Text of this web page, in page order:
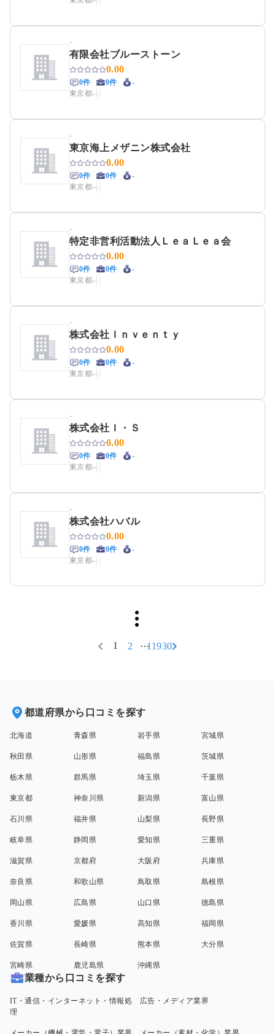
-
有限会社ブルーストーン
0.00
0件 0件
-
東京都--
-
東京海上メザニン株式会社
0.00
0件 0件
-
東京都--
-
特定非営利活動法人ＬｅａＬｅａ会
0.00
0件 0件
-
東京都--
-
株式会社Ｉｎｖｅｎｔｙ
0.00
0件 0件
-
東京都--
-
株式会社Ｉ・Ｓ
0.00
0件 0件
-
東京都--
-
株式会社ハバル
0.00
0件 0件
-
東京都--
1 2 11930
都道府県から口コミを探す
北海道 青森県 岩手県 宮城県
秋田県 山形県 福島県 茨城県
栃木県 群馬県 埼玉県 千葉県
東京都 神奈川県 新潟県 富山県
石川県 福井県 山梨県 長野県
岐阜県 静岡県 愛知県 三重県
滋賀県 京都府 大阪府 兵庫県
奈良県 和歌山県 鳥取県 島根県
岡山県 広島県 山口県 徳島県
香川県 愛媛県 高知県 福岡県
佐賀県 長崎県 熊本県 大分県
宮崎県 鹿児島県 沖縄県
業種から口コミを探す
IT・通信・インターネット・情報処
理
広告・メディア業界